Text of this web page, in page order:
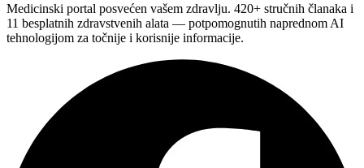
Medicinski portal posvećen vašem zdravlju. 420+ stručnih članaka i
11 besplatnih zdravstvenih alata — potpomognutih naprednom AI
tehnologijom za točnije i korisnije informacije.